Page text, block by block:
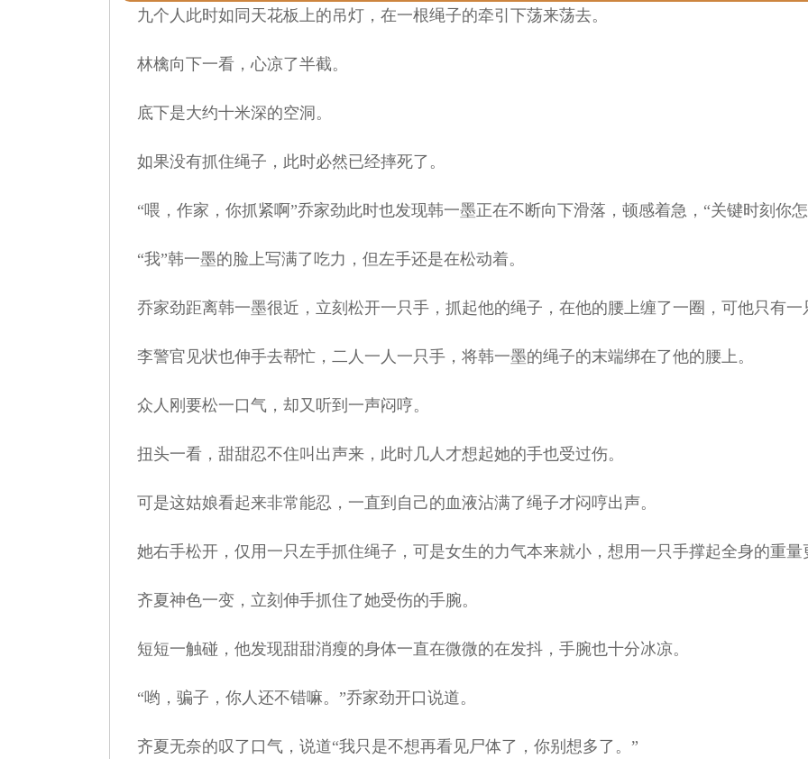
九个人此时如同天花板上的吊灯，在一根绳子的牵引下荡来荡去。
林檎向下一看，心凉了半截。
底下是大约十米深的空洞。
如果没有抓住绳子，此时必然已经摔死了。
“喂，作家，你抓紧啊”乔家劲此时也发现韩一墨正在不断向下滑落，顿感着急，“关键时刻你
“我”韩一墨的脸上写满了吃力，但左手还是在松动着。
乔家劲距离韩一墨很近，立刻松开一只手，抓起他的绳子，在他的腰上缠了一圈，可他只有
李警官见状也伸手去帮忙，二人一人一只手，将韩一墨的绳子的末端绑在了他的腰上。
众人刚要松一口气，却又听到一声闷哼。
扭头一看，甜甜忍不住叫出声来，此时几人才想起她的手也受过伤。
可是这姑娘看起来非常能忍，一直到自己的血液沾满了绳子才闷哼出声。
她右手松开，仅用一只左手抓住绳子，可是女生的力气本来就小，想用一只手撑起全身的重
齐夏神色一变，立刻伸手抓住了她受伤的手腕。
短短一触碰，他发现甜甜消瘦的身体一直在微微的在发抖，手腕也十分冰凉。
“哟，骗子，你人还不错嘛。”乔家劲开口说道。
齐夏无奈的叹了口气，说道“我只是不想再看见尸体了，你别想多了。”